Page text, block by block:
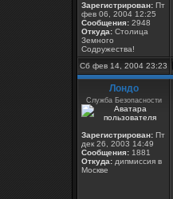
Зарегистрирован: Пт
фев 06, 2004 12:25
Сообщения: 2948
Откуда: Столица
Земного
Содружества!
Сб фев 14, 2004 23:23
Лондо
Служба Безопасности
Зарегистрирован: Пт
дек 26, 2003 14:49
Сообщения: 1881
Откуда: дипмиссия в
Москве